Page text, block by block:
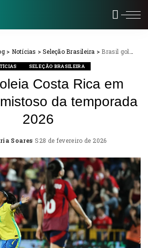
> Notícias >Seleção Brasileira > Brasil goleia Costa Rica em primeiro amistoso da temporada 2026
SELEÇÃO BRASILEIRA
Costa Rica em
da temporada
2026
Soares 28 de fevereiro de 2026